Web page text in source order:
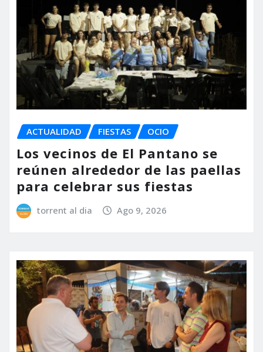
ACTUALIDAD FIESTAS OCIO
Los vecinos de El Pantano se
reúnen alrededor de las paellas
para celebrar sus fiestas
torrent al dia Ago 9, 2026